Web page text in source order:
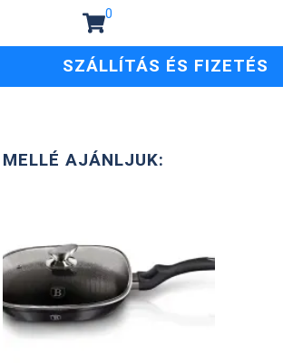
0
SZÁLLÍTÁS ÉS FIZETÉS
MELLÉ AJÁNLJUK: